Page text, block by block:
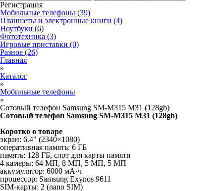
Регистрация
Мобильные телефоны (39)
Планшеты и электронные книги (4)
Ноутбуки (6)
Фототехника (3)
Игровые приставки (0)
Разное (26)
Главная
»
Каталог
»
Мобильные телефоны
»
Сотовый телефон Samsung SM-M315 M31 (128gb)
Сотовый телефон Samsung SM-M315 M31 (128gb)
Коротко о товаре
экран: 6.4" (2340×1080)
оперативная память: 6 ГБ
память: 128 ГБ, слот для карты памяти
4 камеры: 64 МП, 8 МП, 5 МП, 5 МП
аккумулятор: 6000 мА·ч
процессор: Samsung Exynos 9611
SIM-карты: 2 (nano SIM)